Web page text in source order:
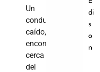
Un
conductor
caído,
encontrado
cerca
del
di
s
o
n